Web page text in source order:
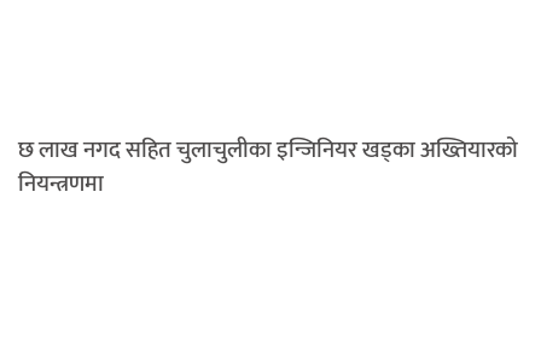
छ लाख नगद सहित चुलाचुलीका इन्जिनियर खड्का अख्तियारको
नियन्त्रणमा